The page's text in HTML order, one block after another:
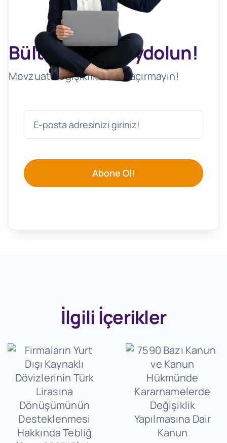
Bültenimize Kaydolun!
Mevzuat Değişikliklerini Kaçırmayın!
Abone Ol!
İlgili İçerikler